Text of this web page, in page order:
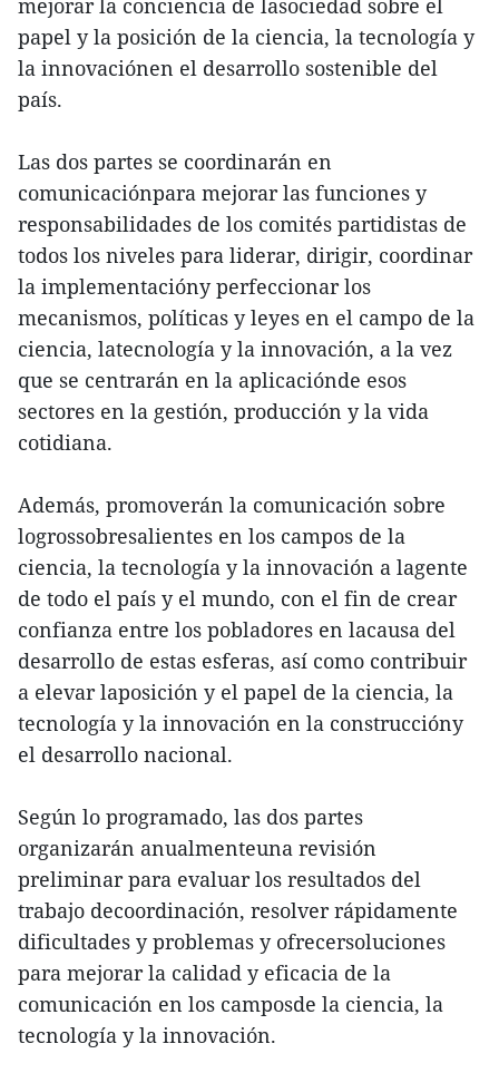
mejorar la conciencia de lasociedad sobre el
papel y la posición de la ciencia, la tecnología y
la innovaciónen el desarrollo sostenible del
país.
Las dos partes se coordinarán en
comunicaciónpara mejorar las funciones y
responsabilidades de los comités partidistas de
todos los niveles para liderar, dirigir, coordinar
la implementacióny perfeccionar los
mecanismos, políticas y leyes en el campo de la
ciencia, latecnología y la innovación, a la vez
que se centrarán en la aplicaciónde esos
sectores en la gestión, producción y la vida
cotidiana.
Además, promoverán la comunicación sobre
logrossobresalientes en los campos de la
ciencia, la tecnología y la innovación a lagente
de todo el país y el mundo, con el fin de crear
confianza entre los pobladores en lacausa del
desarrollo de estas esferas, así como contribuir
a elevar laposición y el papel de la ciencia, la
tecnología y la innovación en la construccióny
el desarrollo nacional.
Según lo programado, las dos partes
organizarán anualmenteuna revisión
preliminar para evaluar los resultados del
trabajo decoordinación, resolver rápidamente
dificultades y problemas y ofrecersoluciones
para mejorar la calidad y eficacia de la
comunicación en los camposde la ciencia, la
tecnología y la innovación.